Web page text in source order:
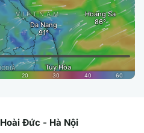
Đức - Hà Nội